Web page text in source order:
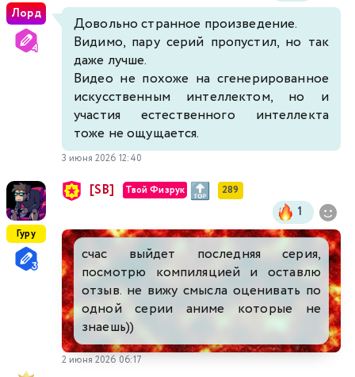
Лорд
Довольно странное произведение.
Видимо, пару серий пропустил, но так
даже лучше.
Видео не похоже на сгенерированное
искусственным интеллектом, но и
участия естественного интеллекта
тоже не ощущается.
3 июня 2026 12:40
Гуру
[SB] Твой Физрук 289
1
счас выйдет последняя серия,
посмотрю компиляцией и оставлю
отзыв. не вижу смысла оценивать по
одной серии аниме которые не
знаешь))
2 июня 2026 06:17